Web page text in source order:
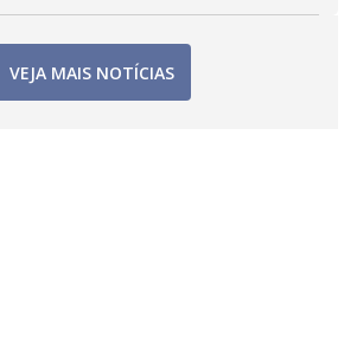
VEJA MAIS NOTÍCIAS